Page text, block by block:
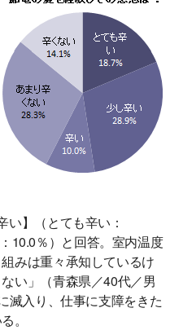
い】（とても辛い：
10.0％）と回答。室内温度
みは重々承知しているけ
い」（青森県／40代／男
滅入り、仕事に支障をきた
。